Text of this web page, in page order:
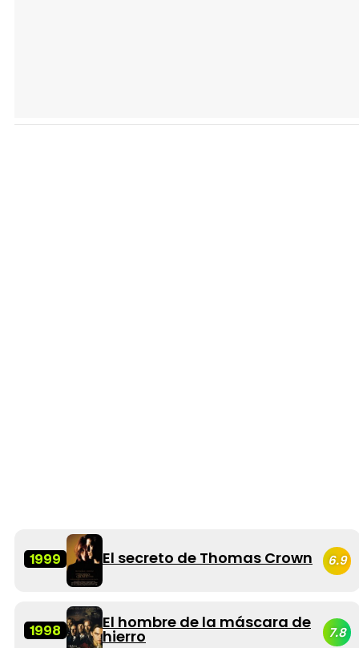
1999 El secreto de Thomas Crown 6.9
1998 El hombre de la máscara de
hierro 7.8